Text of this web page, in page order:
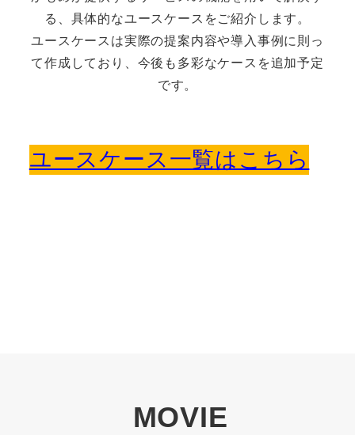
る、具体的なユースケースをご紹介します。
ユースケースは実際の提案内容や導入事例に則っ
て作成しており、今後も多彩なケースを追加予定
です。
ユースケース一覧はこちら
MOVIE